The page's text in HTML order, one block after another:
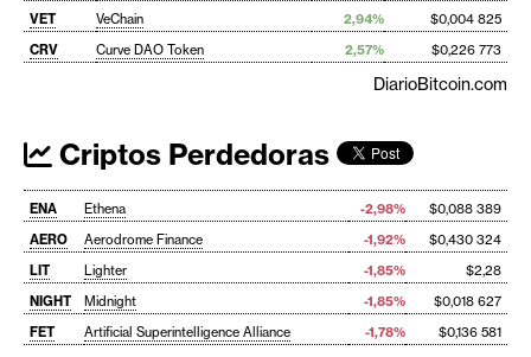
VET
VeChain 2,94%
$0,004 825
CRV
Curve DAO Token 2,57% $0,226 773
DiarioBitcoin.com
Criptos Perdedoras
ENA Ethena -2,98%
$0,088 389
AERO
Aerodrome Finance -1,92%
$0,430 324
LIT
Lighter -1,85%
$2,28
NIGHT
Midnight -1,85%
$0,018 627
FET
Artificial Superintelligence Alliance -1,78%
$0,136 581